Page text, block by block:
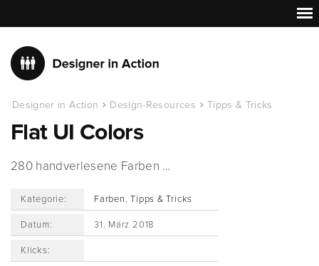
Designer in Action Design-Resources Tipps & Tricks
Flat UI Colors
280 handverlesene Farben …
Kategorie: Farben,Tipps & Tricks
Datum: 31. März 2018
Klicks: